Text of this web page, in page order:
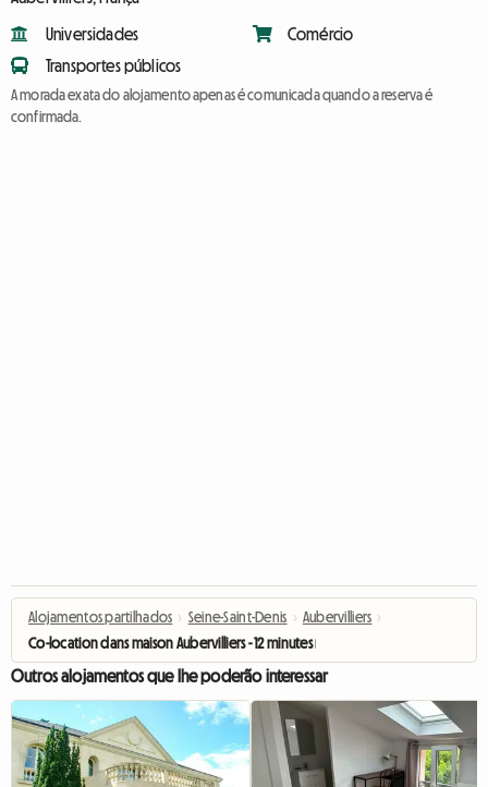
Universidades
Transportes públicos
Comércio
A morada exata do alojamento apenas é comunicada quando a reserva é
confirmada.
Alojamentos partilhados › Seine-Saint-Denis › Aubervilliers ›
Co-location dans maison Aubervilliers - 12 minutes métro
Outros alojamentos que lhe poderão interessar